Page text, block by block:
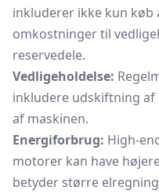
inkluderer ikke kun køb
omkostninger til
reservedele.
Vedligeholdelse:
inkludere udskiftning
af maskinen.
Energiforbrug: High-
motorer kan have
betyder større